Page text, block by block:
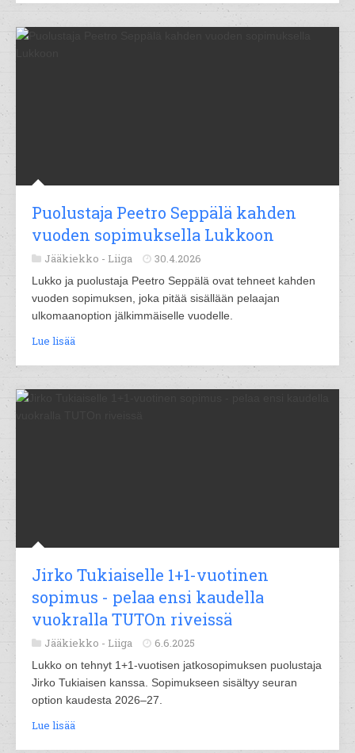
Puolustaja Peetro Seppälä kahden
vuoden sopimuksella Lukkoon
Jääkiekko - Liiga 30.4.2026
Lukko ja puolustaja Peetro Seppälä ovat tehneet kahden
vuoden sopimuksen, joka pitää sisällään pelaajan
ulkomaanoption jälkimmäiselle vuodelle.
Lue lisää
Jirko Tukiaiselle 1+1-vuotinen
sopimus - pelaa ensi kaudella
vuokralla TUTOn riveissä
Jääkiekko - Liiga 6.6.2025
Lukko on tehnyt 1+1-vuotisen jatkosopimuksen puolustaja
Jirko Tukiaisen kanssa. Sopimukseen sisältyy seuran
option kaudesta 2026–27.
Lue lisää